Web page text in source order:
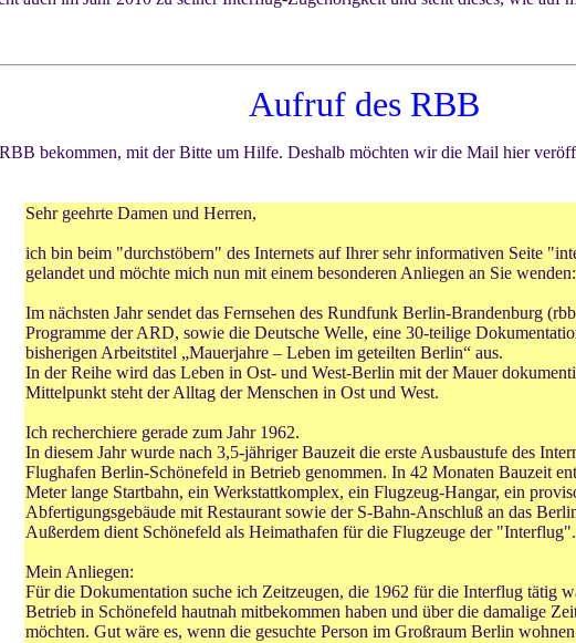
Aufruf des RBB
bekommen, mit der Bitte um Hilfe. Deshalb möchten wir die Mail hier
Sehr geehrte Damen und Herren,
ich bin beim "durchstöbern" des Internets auf Ihrer sehr informativen Seite
gelandet und möchte mich nun mit einem besonderen Anliegen an Sie wenden:
Im nächsten Jahr sendet das Fernsehen des Rundfunk Berlin-Brandenburg
Programme der ARD, sowie die Deutsche Welle, eine 30-teilige
bisherigen Arbeitstitel „Mauerjahre – Leben im geteilten Berlin“ aus.
In der Reihe wird das Leben in Ost- und West-Berlin mit der Mauer
Mittelpunkt steht der Alltag der Menschen in Ost und West.
Ich recherchiere gerade zum Jahr 1962.
In diesem Jahr wurde nach 3,5-jähriger Bauzeit die erste Ausbaustufe des
Flughafen Berlin-Schönefeld in Betrieb genommen. In 42 Monaten Bauzeit
Meter lange Startbahn, ein Werkstattkomplex, ein Flugzeug-Hangar, ein
Abfertigungsgebäude mit Restaurant sowie der S-Bahn-Anschluß an das
Außerdem dient Schönefeld als Heimathafen für die Flugzeuge der "Interflug".
Mein Anliegen:
Für die Dokumentation suche ich Zeitzeugen, die 1962 für die Interflug tätig
Betrieb in Schönefeld hautnah mitbekommen haben und über die damalige
möchten. Gut wäre es, wenn die gesuchte Person im Großraum Berlin